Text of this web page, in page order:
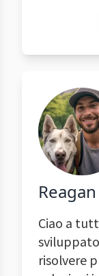
Reagan
Ciao a
risolvere